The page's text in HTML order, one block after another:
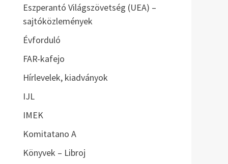
Eszperantó Világszövetség (UEA) –
sajtóközlemények
Évforduló
FAR-kafejo
Hírlevelek, kiadványok
IJL
IMEK
Komitatano A
Könyvek – Libroj